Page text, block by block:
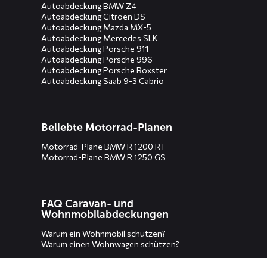
Autoabdeckung BMW Z4
Autoabdeckung Citroën DS
Autoabdeckung Mazda MX-5
Autoabdeckung Mercedes SLK
Autoabdeckung Porsche 911
Autoabdeckung Porsche 996
Autoabdeckung Porsche Boxster
Autoabdeckung Saab 9-3 Cabrio
Beliebte Motorrad-Planen
Motorrad-Plane BMW R 1200 RT
Motorrad-Plane BMW R 1250 GS
FAQ Caravan- und
Wohnmobilabdeckungen
Warum ein Wohnmobil schützen?
Warum einen Wohnwagen schützen?